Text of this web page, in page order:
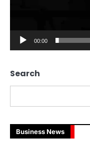
00:00
Search
Business News